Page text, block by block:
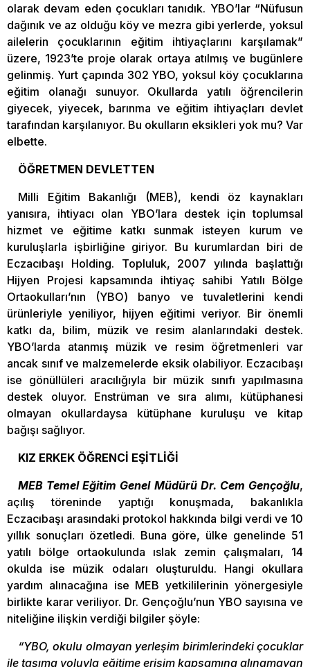
olarak devam eden çocukları tanıdık. YBO’lar “Nüfusun
dağınık ve az olduğu köy ve mezra gibi yerlerde, yoksul
ailelerin çocuklarının eğitim ihtiyaçlarını karşılamak”
üzere, 1923’te proje olarak ortaya atılmış ve bugünlere
gelinmiş. Yurt çapında 302 YBO, yoksul köy çocuklarına
eğitim olanağı sunuyor. Okullarda yatılı öğrencilerin
giyecek, yiyecek, barınma ve eğitim ihtiyaçları devlet
tarafından karşılanıyor. Bu okulların eksikleri yok mu? Var
elbette.
ÖĞRETMEN DEVLETTEN
Milli Eğitim Bakanlığı (MEB), kendi öz kaynakları
yanısıra, ihtiyacı olan YBO’lara destek için toplumsal
hizmet ve eğitime katkı sunmak isteyen kurum ve
kuruluşlarla işbirliğine giriyor. Bu kurumlardan biri de
Eczacıbaşı Holding. Topluluk, 2007 yılında başlattığı
Hijyen Projesi kapsamında ihtiyaç sahibi Yatılı Bölge
Ortaokulları’nın (YBO) banyo ve tuvaletlerini kendi
ürünleriyle yeniliyor, hijyen eğitimi veriyor. Bir önemli
katkı da, bilim, müzik ve resim alanlarındaki destek.
YBO’larda atanmış müzik ve resim öğretmenleri var
ancak sınıf ve malzemelerde eksik olabiliyor. Eczacıbaşı
ise gönüllüleri aracılığıyla bir müzik sınıfı yapılmasına
destek oluyor. Enstrüman ve sıra alımı, kütüphanesi
olmayan okullardaysa kütüphane kuruluşu ve kitap
bağışı sağlıyor.
KIZ ERKEK ÖĞRENCİ EŞİTLİĞİ
MEB Temel Eğitim Genel Müdürü Dr. Cem Gençoğlu,
açılış töreninde yaptığı konuşmada, bakanlıkla
Eczacıbaşı arasındaki protokol hakkında bilgi verdi ve 10
yıllık sonuçları özetledi. Buna göre, ülke genelinde 51
yatılı bölge ortaokulunda ıslak zemin çalışmaları, 14
okulda ise müzik odaları oluşturuldu. Hangi okullara
yardım alınacağına ise MEB yetkililerinin yönergesiyle
birlikte karar veriliyor. Dr. Gençoğlu’nun YBO sayısına ve
niteliğine ilişkin verdiği bilgiler şöyle:
“YBO, okulu olmayan yerleşim birimlerindeki çocuklar
ile taşıma yoluyla eğitime erişim kapsamına alınamayan